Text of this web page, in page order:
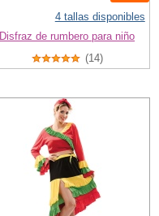
4 tallas disponibles
Disfraz de rumbero para niño
(14)